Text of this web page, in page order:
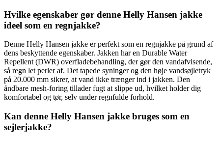
Hvilke egenskaber gør denne Helly Hansen jakke
ideel som en regnjakke?
Denne Helly Hansen jakke er perfekt som en regnjakke på grund af
dens beskyttende egenskaber. Jakken har en Durable Water
Repellent (DWR) overfladebehandling, der gør den vandafvisende,
så regn let perler af. Det tapede syninger og den høje vandsøjletryk
på 20.000 mm sikrer, at vand ikke trænger ind i jakken. Den
åndbare mesh-foring tillader fugt at slippe ud, hvilket holder dig
komfortabel og tør, selv under regnfulde forhold.
Kan denne Helly Hansen jakke bruges som en
sejlerjakke?